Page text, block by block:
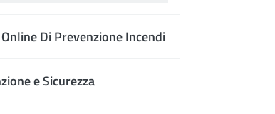
Di Prevenzione Incendi
e Sicurezza